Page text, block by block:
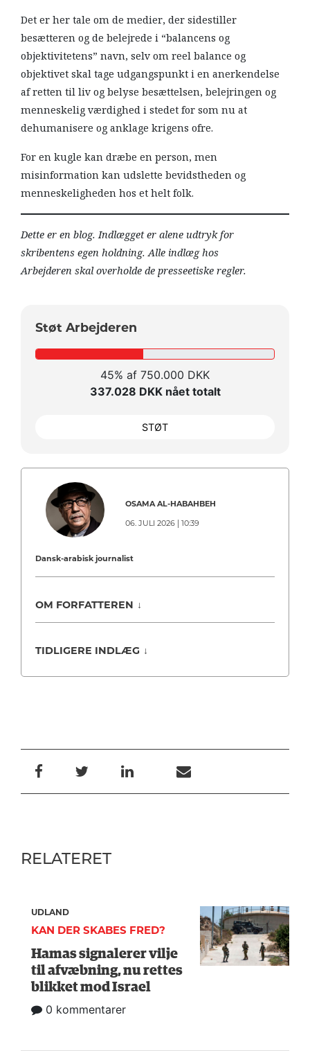
Det er her tale om de medier, der sidestiller
besætteren og de belejrede i “balancens og
objektivitetens” navn, selv om reel balance og
objektivet skal tage udgangspunkt i en anerkendelse
af retten til liv og belyse besættelsen, belejringen og
menneskelig værdighed i stedet for som nu at
dehumanisere og anklage krigens ofre.
For en kugle kan dræbe en person, men
misinformation kan udslette bevidstheden og
menneskeligheden hos et helt folk.
Dette er en blog. Indlægget er alene udtryk for
skribentens egen holdning. Alle indlæg hos
Arbejderen skal overholde de presseetiske regler.
Støt Arbejderen
45% af 750.000 DKK
337.028 DKK nået totalt
STØT
OSAMA AL-HABAHBEH
06. JULI 2026 | 10:39
Dansk-arabisk journalist
OM FORFATTEREN ↓
TIDLIGERE INDLÆG ↓
RELATERET
UDLAND
KAN DER SKABES FRED?
Hamas signalerer vilje
til afvæbning, nu rettes
blikket mod Israel
0 kommentarer